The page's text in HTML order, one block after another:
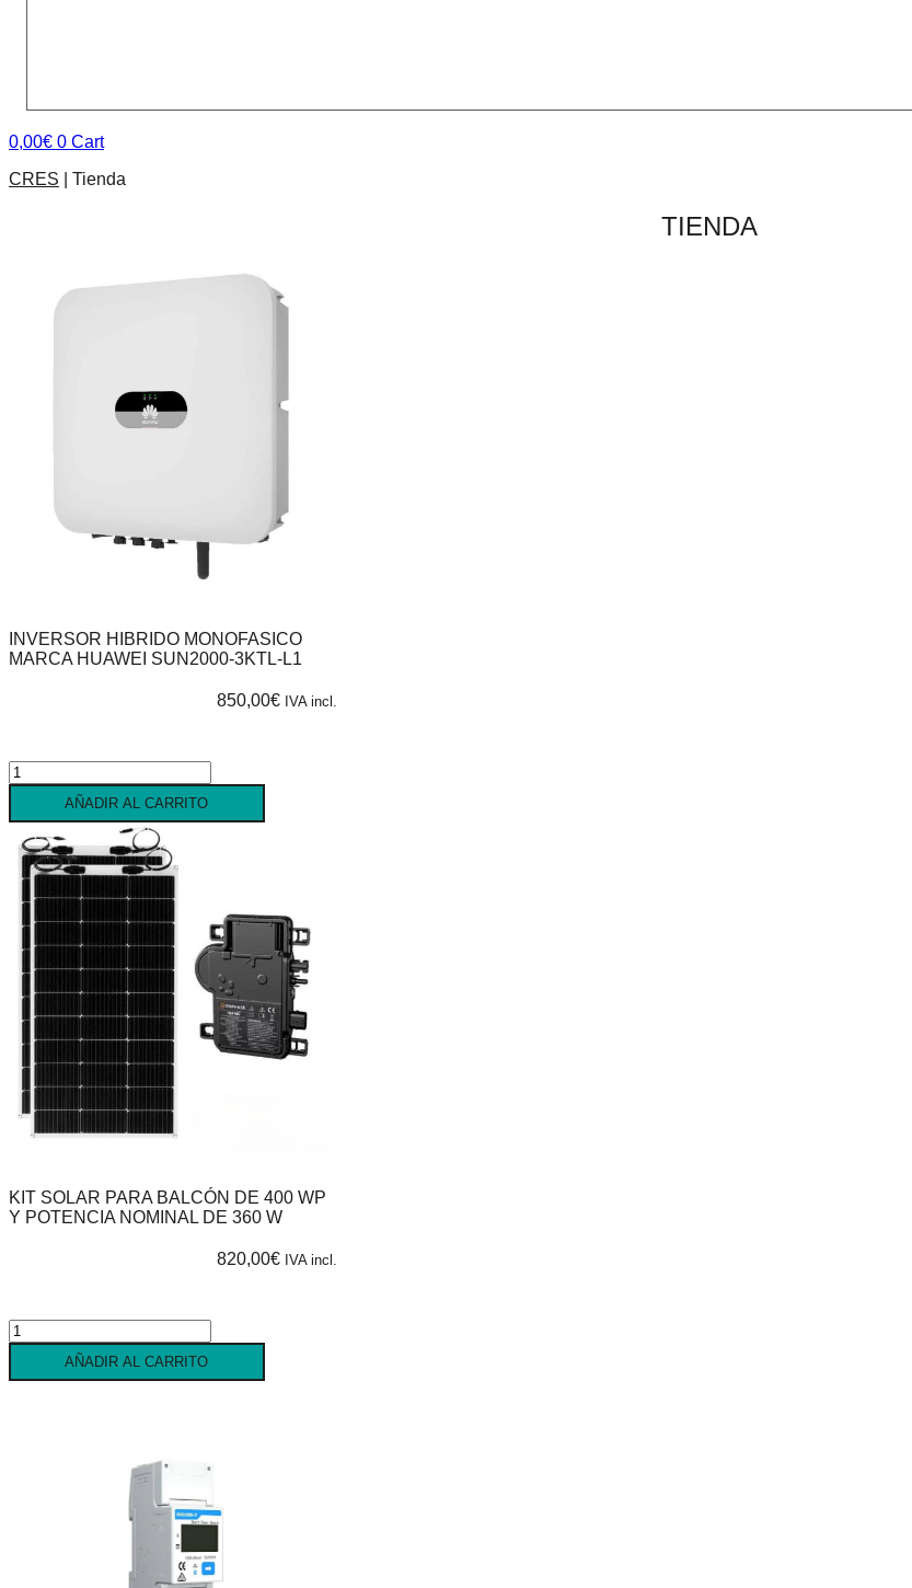
0,00€ 0 Cart
CRES
Tienda
TIENDA
INVERSOR HIBRIDO MONOFASICO
MARCA HUAWEI SUN2000-3KTL-L1
850,00€ IVA incl.
Inversor
hibrido
monofasico
marca
HUAWEI
SUN2000-
L1
cantidad
AÑADIR AL CARRITO
KIT SOLAR PARA BALCÓN DE 400 WP
Y POTENCIA NOMINAL DE 360 W
820,00€ IVA incl.
Kit
solar
balcón
AÑADIR AL CARRITO